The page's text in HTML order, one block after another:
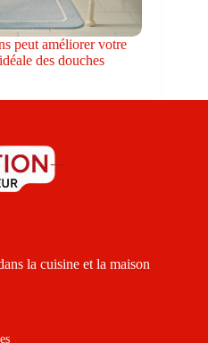
peut améliorer votre
des douches
la cuisine et la maison